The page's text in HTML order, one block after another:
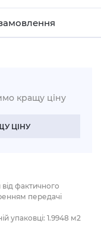
кращу ціну
ЦІНУ
фактичного
передачі
упаковці: 1.9948 м2